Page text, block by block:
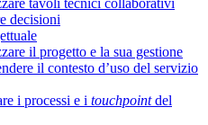
decisioni
il progetto e la sua gestione
il contesto d’uso del servizio
i processi e i touchpointdel